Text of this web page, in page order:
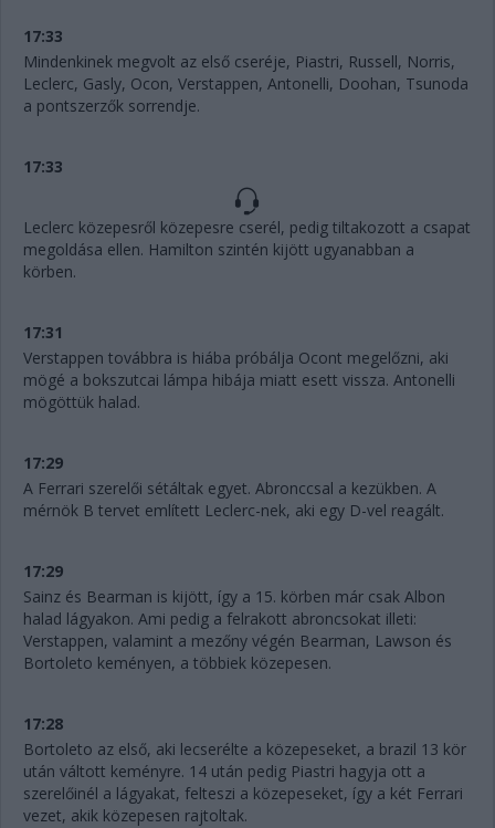
17:33
Mindenkinek megvolt az első cseréje, Piastri, Russell, Norris,
Leclerc, Gasly, Ocon, Verstappen, Antonelli, Doohan, Tsunoda
a pontszerzők sorrendje.
17:33
Leclerc közepesről közepesre cserél, pedig tiltakozott a csapat
megoldása ellen. Hamilton szintén kijött ugyanabban a
körben.
17:31
Verstappen továbbra is hiába próbálja Ocont megelőzni, aki
mögé a bokszutcai lámpa hibája miatt esett vissza. Antonelli
mögöttük halad.
17:29
A Ferrari szerelői sétáltak egyet. Abronccsal a kezükben. A
mérnök B tervet említett Leclerc-nek, aki egy D-vel reagált.
17:29
Sainz és Bearman is kijött, így a 15. körben már csak Albon
halad lágyakon. Ami pedig a felrakott abroncsokat illeti:
Verstappen, valamint a mezőny végén Bearman, Lawson és
Bortoleto keményen, a többiek közepesen.
17:28
Bortoleto az első, aki lecserélte a közepeseket, a brazil 13 kör
után váltott keményre. 14 után pedig Piastri hagyja ott a
szerelőinél a lágyakat, felteszi a közepeseket, így a két Ferrari
vezet, akik közepesen rajtoltak.